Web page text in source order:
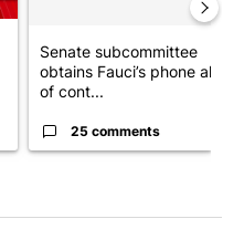
Senate subcommittee
obtains Fauci’s phone ahead
of cont...
25 comments